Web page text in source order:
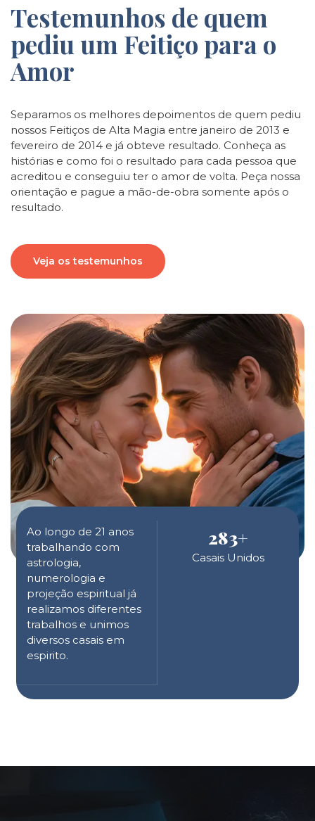
Ao longo de 21 anos
trabalhando com
astrologia,
numerologia e
projeção espiritual já
realizamos diferentes
trabalhos e unimos
diversos casais em
espirito.
283+
Casais Unidos
Testemunhos de quem
pediu um Feitiço para o
Amor
Separamos os melhores depoimentos de quem pediu
nossos Feitiços de Alta Magia entre janeiro de 2013 e
fevereiro de 2014 e já obteve resultado. Conheça as
histórias e como foi o resultado para cada pessoa que
acreditou e conseguiu ter o amor de volta. Peça nossa
orientação e pague a mão-de-obra somente após o
resultado.
Veja os testemunhos